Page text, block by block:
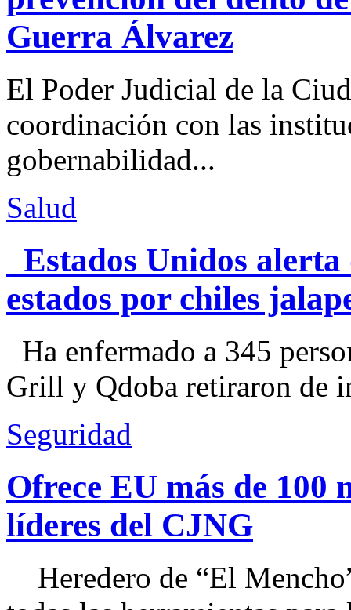
Guerra Álvarez
El Poder Judicial de la
coordinación con las
gobernabilidad...
Salud
Estados Unidos alerta
estados por chiles
Ha enfermado a 345
Grill y Qdoba retiraron de
Seguridad
Ofrece EU más de 100
líderes del CJNG
Heredero de “El